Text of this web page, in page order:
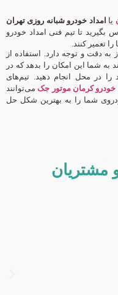
یا امداد خودرو شبانه روزی تهران
بگیرید تا تیم فنی امداد خودرو
تعمیر کنند.
دقت و توجه دارد. استفاده از
به شما این امکان را بدهد که در
را در محل انجام دهید. تیم‌های
خودرو کرمان موتور جکمی‌توانند
شما را به بهترین شکل حل
مشتریان